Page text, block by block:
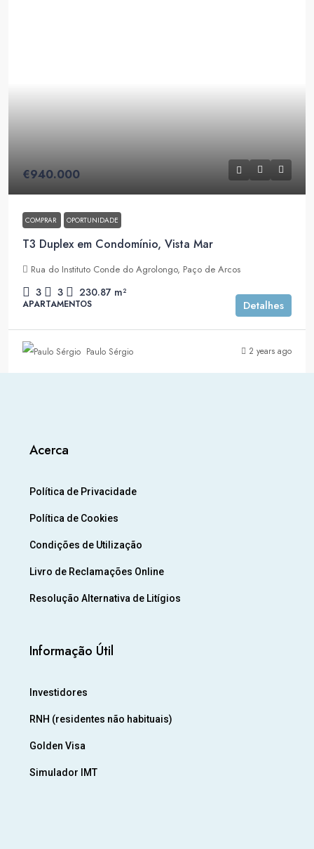
€940.000
COMPRAR OPORTUNIDADE
T3 Duplex em Condomínio, Vista Mar
Rua do Instituto Conde do Agrolongo, Paço de Arcos
3 3 230.87 m²
APARTAMENTOS Detalhes
Paulo Sérgio 2 years ago
Acerca
Política de Privacidade
Política de Cookies
Condições de Utilização
Livro de Reclamações Online
Resolução Alternativa de Litígios
Informação Útil
Investidores
RNH (residentes não habituais)
Golden Visa
Simulador IMT